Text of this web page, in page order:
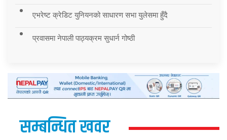
एभरेष्ट क्रेडिट युनियनको साधारण सभा युलेसमा हुँदै
प्रवासमा नेपाली पाठ्यक्रम सुधार्न गोष्ठी
सम्बन्धित खवर